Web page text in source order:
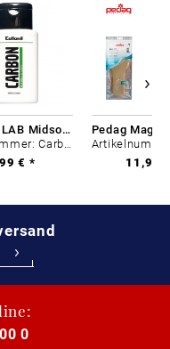
CARBON LAB Midsole Cleaner
Artikelnummer: Carbon-0
€ *
11,99
0